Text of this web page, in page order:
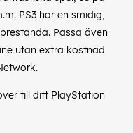
PS3 har en smidig,
Passa även
utan extra kostnad
till ditt PlayStation